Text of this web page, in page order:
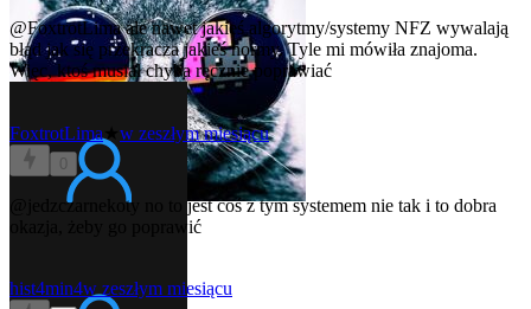
@FoxtrotLimaale nawet jakieś algorytmy/systemy NFZ wywalają
błąd jak się przekracza jakieś normy. Tyle mi mówiła znajoma.
Więc, ktoś musiał chyba ręcznie poprawiać
FoxtrotLima★ w zeszłym miesiącu
0
@jedzczarnekoty
no to jest coś z tym systemem nie tak i to dobra
okazja, żeby go poprawić
hist4min4w zeszłym miesiącu